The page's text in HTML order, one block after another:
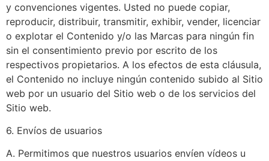
y convenciones vigentes. Usted no puede copiar,
reproducir, distribuir, transmitir, exhibir, vender, licenciar
o explotar el Contenido y/o las Marcas para ningún fin
sin el consentimiento previo por escrito de los
respectivos propietarios. A los efectos de esta cláusula,
el Contenido no incluye ningún contenido subido al Sitio
web por un usuario del Sitio web o de los servicios del
Sitio web.
6. Envíos de usuarios
A. Permitimos que nuestros usuarios envíen vídeos u